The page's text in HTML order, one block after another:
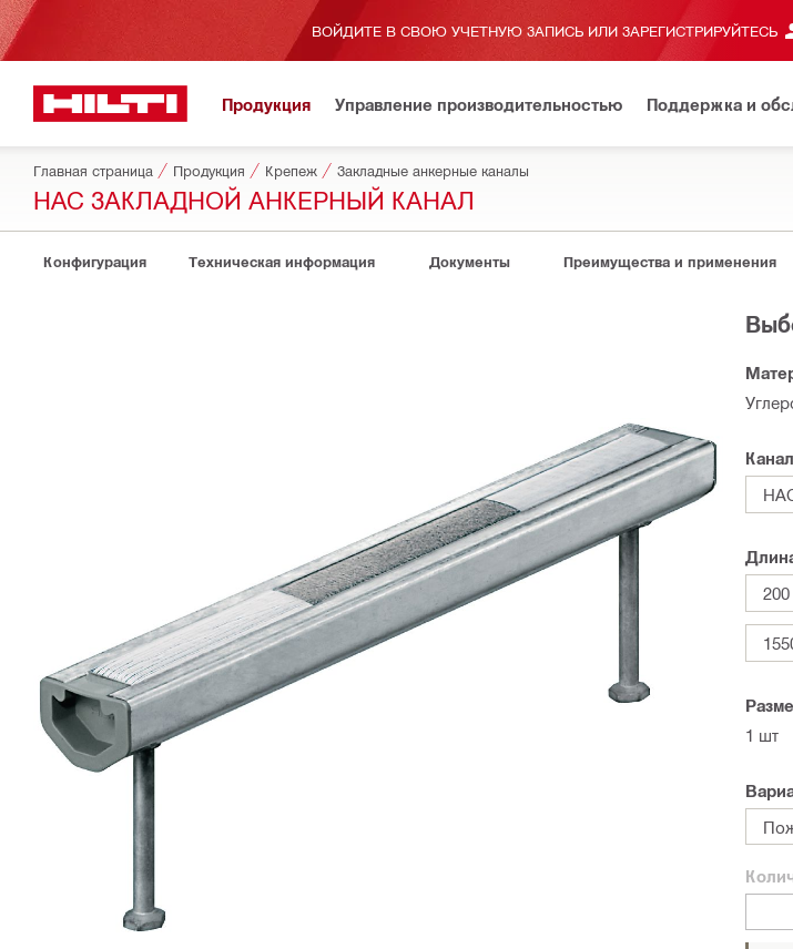
ВОЙДИТЕ В СВОЮ УЧЕТНУЮ ЗАПИСЬ ИЛИ ЗАРЕГИСТРИРУЙТЕСЬ
Продукция Управление производительностью Поддержка и
Главная страница Продукция Крепеж Закладные анкерные каналы
HAC ЗАКЛАДНОЙ АНКЕРНЫЙ КАНАЛ
Конфигурация Техническая информация Документы Преимущества и применения
1 шт